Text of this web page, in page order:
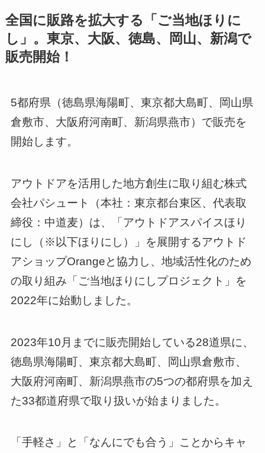
全国に販路を拡大する「ご当地ほりに
し」。東京、大阪、徳島、岡山、新潟で
販売開始！
5都府県（徳島県海陽町、東京都大島町、岡山県
倉敷市、大阪府河南町、新潟県燕市）で販売を
開始します。
アウトドアを活用した地方創生に取り組む株式
会社パシュート（本社：東京都台東区、代表取
締役：中道麦）は、「アウトドアスパイスほり
にし（※以下ほりにし）」を展開するアウトド
アショップOrangeと協力し、地域活性化のため
の取り組み「ご当地ほりにしプロジェクト」を
2022年に始動しました。
2023年10月までに販売開始している28道県に、
徳島県海陽町、東京都大島町、岡山県倉敷市、
大阪府河南町、新潟県燕市の5つの都府県を加え
た33都道府県で取り扱いが始まりました。
「手軽さ」と「なんにでも合う」ことからキャ